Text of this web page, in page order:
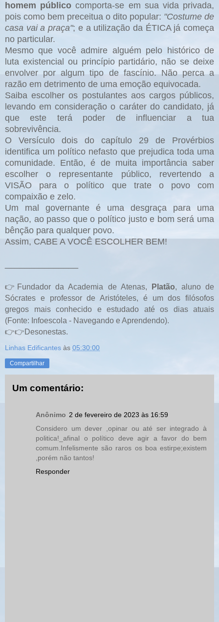
homem público comporta-se em sua vida privada,
pois como bem preceitua o dito popular: "Costume de
casa vai a praça"; e a utilização da ÉTICA já começa
no particular.
Mesmo que você admire alguém pelo histórico de
luta existencial ou princípio partidário, não se deixe
envolver por algum tipo de fascínio. Não perca a
razão em detrimento de uma emoção equivocada.
Saiba escolher os postulantes aos cargos públicos,
levando em consideração o caráter do candidato, já
que este terá poder de influenciar a tua
sobrevivência.
O Versículo dois do capítulo 29 de Provérbios
identifica um político nefasto que prejudica toda uma
comunidade. Então, é de muita importância saber
escolher o representante público, revertendo a
VISÃO para o político que trate o povo com
compaixão e zelo.
Um mal governante é uma desgraça para uma
nação, ao passo que o político justo e bom será uma
bênção para qualquer povo.
Assim, CABE A VOCÊ ESCOLHER BEM!
👉Fundador da Academia de Atenas, Platão, aluno de
Sócrates e professor de Aristóteles, é um dos filósofos
gregos mais conhecido e estudado até os dias atuais
(Fonte: Infoescola - Navegando e Aprendendo).
👉👉Desonestas.
Linhas Edificantes às 05:30:00
Compartilhar
Um comentário:
Anônimo 2 de fevereiro de 2023 às 16:59
Considero um dever ,opinar ou até ser integrado à
politica!_afinal o político deve agir a favor do bem
comum.Infelismente são raros os boa estirpe;existem
,porém não tantos!
Responder